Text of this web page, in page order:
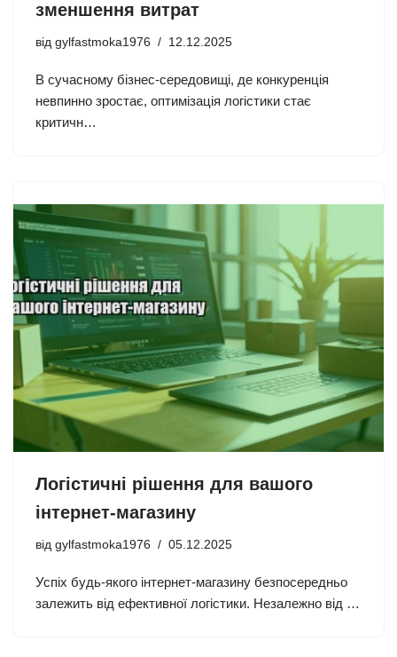
зменшення витрат
від gylfastmoka1976 12.12.2025
В сучасному бізнес-середовищі, де конкуренція
невпинно зростає, оптимізація логістики стає
критичн…
Логістичні рішення для вашого
інтернет-магазину
від gylfastmoka1976 05.12.2025
Успіх будь-якого інтернет-магазину безпосередньо
залежить від ефективної логістики. Незалежно від …